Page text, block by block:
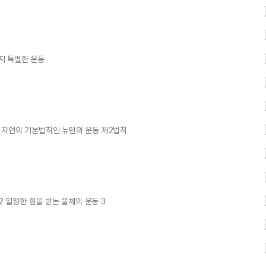
특별한 운동
연의 기본법칙인 뉴턴의 운동 제2법칙
일정한 힘을 받는 물체의 운동 3